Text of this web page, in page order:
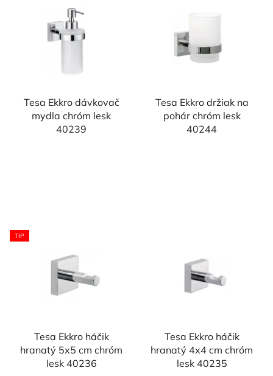
Tesa Ekkro dávkovač
mydla chróm lesk
40239
Tesa Ekkro držiak na
pohár chróm lesk
40244
TIP
Tesa Ekkro háčik
hranatý 5x5 cm chróm
lesk 40236
Tesa Ekkro háčik
hranatý 4x4 cm chróm
lesk 40235